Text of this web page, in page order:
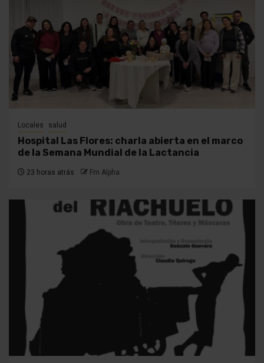
Locales salud
Hospital Las Flores: charla abierta en el marco
de la Semana Mundial de la Lactancia
23 horas atrás Fm Alpha